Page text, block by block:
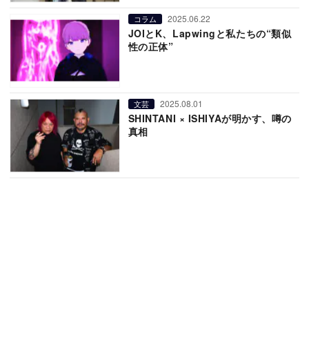
コラム 2025.06.22
JOIとK、Lapwingと私たちの“類似
性の正体”
文芸 2025.08.01
SHINTANI × ISHIYAが明かす、噂の
真相